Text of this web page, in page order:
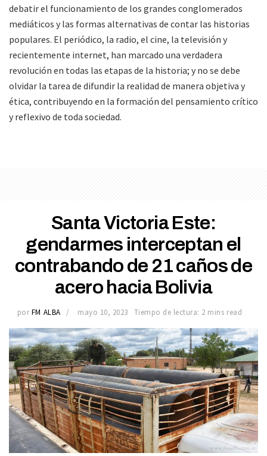
debatir el funcionamiento de los grandes conglomerados
mediáticos y las formas alternativas de contar las historias
populares. El periódico, la radio, el cine, la televisión y
recientemente internet, han marcado una verdadera
revolución en todas las etapas de la historia; y no se debe
olvidar la tarea de difundir la realidad de manera objetiva y
ética, contribuyendo en la formación del pensamiento crítico
y reflexivo de toda sociedad.
Santa Victoria Este:
gendarmes interceptan el
contrabando de 21 caños de
acero hacia Bolivia
por FM ALBA mayo 10, 2023 Tiempo de lectura: 2 mins read